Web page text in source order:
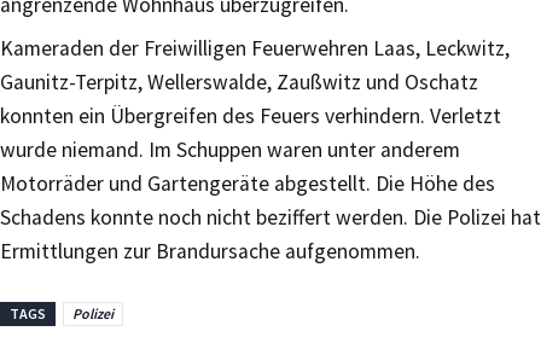
Kameraden der Freiwilligen Feuerwehren Laas, Leckwitz,
Gaunitz-Terpitz, Wellerswalde, Zaußwitz und Oschatz
konnten ein Übergreifen des Feuers verhindern. Verletzt
wurde niemand. Im Schuppen waren unter anderem
Motorräder und Gartengeräte abgestellt. Die Höhe des
Schadens konnte noch nicht beziffert werden. Die Polizei hat
Ermittlungen zur Brandursache aufgenommen.
TAGS Polizei